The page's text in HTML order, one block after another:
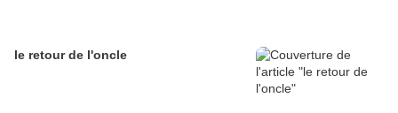
le retour de l'oncle